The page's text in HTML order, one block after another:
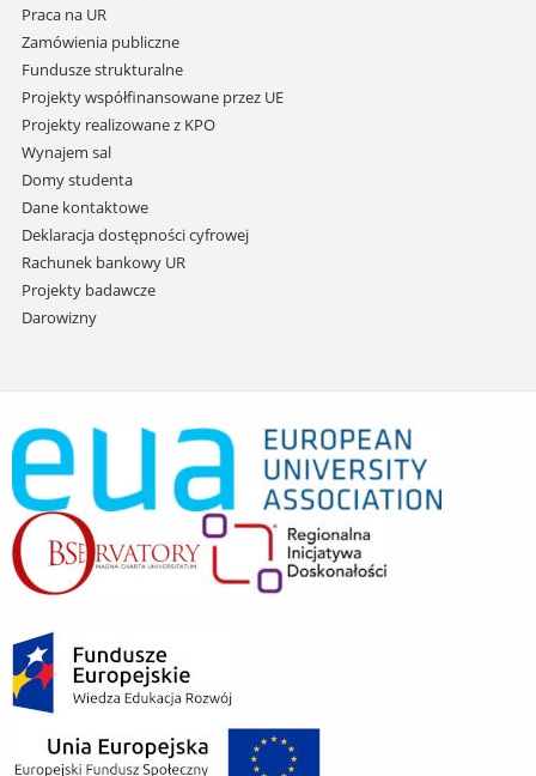
Praca na UR
Zamówienia publiczne
Fundusze strukturalne
Projekty współfinansowane przez UE
Projekty realizowane z KPO
Wynajem sal
Domy studenta
Dane kontaktowe
Deklaracja dostępności cyfrowej
Rachunek bankowy UR
Projekty badawcze
Darowizny